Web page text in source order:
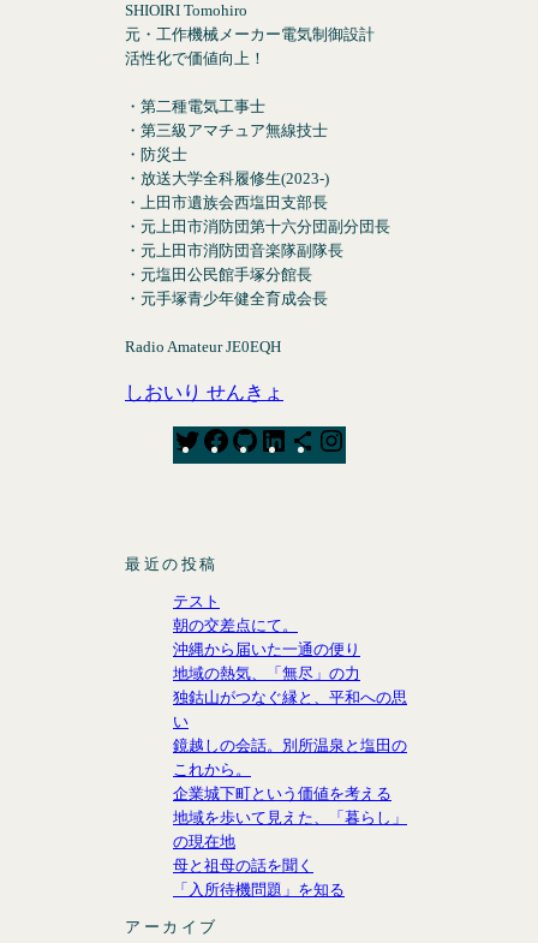
SHIOIRI Tomohiro
元・工作機械メーカー電気制御設計
活性化で価値向上！
・第二種電気工事士
・第三級アマチュア無線技士
・防災士
・放送大学全科履修生(2023-)
・上田市遺族会西塩田支部長
・元上田市消防団第十六分団副分団長
・元上田市消防団音楽隊副隊長
・元塩田公民館手塚分館長
・元手塚青少年健全育成会長
Radio Amateur JE0EQH
しおいり せんきょ
T
w
t
r
F
a
k
G
i
L
i
S
h
o
n
n
a
m
最近の投稿
テスト
朝の交差点にて。
沖縄から届いた一通の便り
地域の熱気、「無尽」の力
独鈷山がつなぐ縁と、平和への思
い
鏡越しの会話。別所温泉と塩田の
これから。
企業城下町という価値を考える
地域を歩いて見えた、「暮らし」
の現在地
母と祖母の話を聞く
「入所待機問題」を知る
アーカイブ